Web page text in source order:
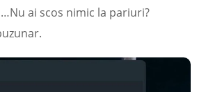
ai scos nimic la pariuri?